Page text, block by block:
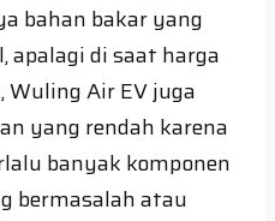
bahan bakar yang
apalagi di saat harga
Wuling Air EV juga
yang rendah karena
banyak komponen
bermasalah atau